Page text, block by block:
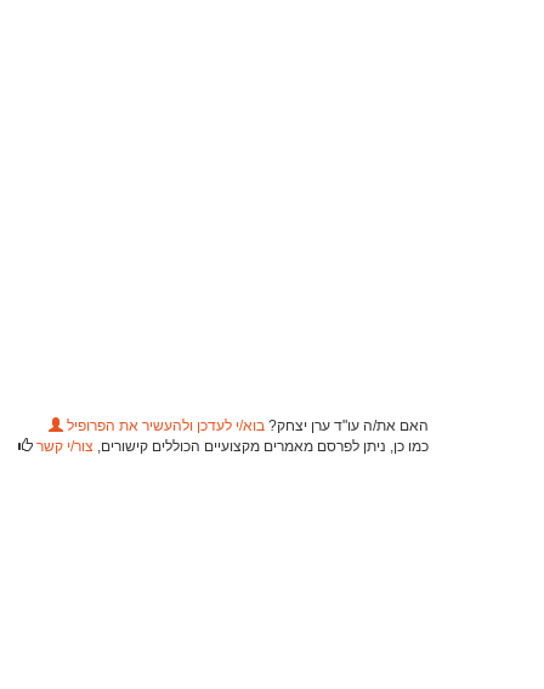
האם את/ה עו"ד ערן יצחק? בוא/י לעדכן ולהעשיר את הפרופיל
כמו כן, ניתן לפרסם מאמרים מקצועיים הכוללים קישורים, צור/י קשר